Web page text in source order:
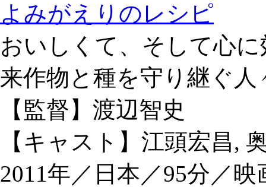
よみがえりのレシピ
おいしくて、そして心
来作物と種を守り継ぐ人
【監督】渡辺智史
【キャスト】江頭宏昌,
2011年／日本／95分／